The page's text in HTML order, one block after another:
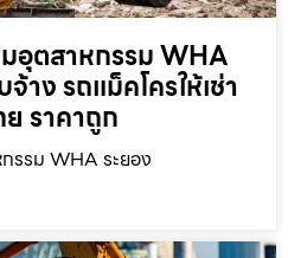
อุตสาหกรรม WHA
าง รถแม็คโครให้เช่า
ราคาถูก
รรม WHA ระยอง